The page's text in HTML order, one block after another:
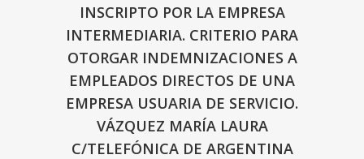
INSCRIPTO POR LA EMPRESA
INTERMEDIARIA. CRITERIO PARA
OTORGAR INDEMNIZACIONES A
EMPLEADOS DIRECTOS DE UNA
EMPRESA USUARIA DE SERVICIO.
VÁZQUEZ MARÍA LAURA
C/TELEFÓNICA DE ARGENTINA